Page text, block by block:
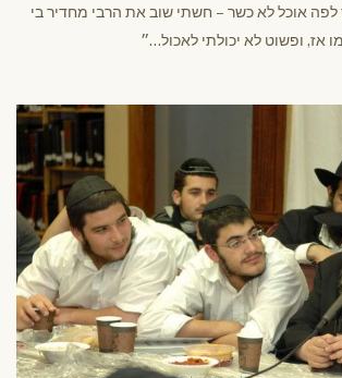
לפה אוכל לא כשר – חשתי שוב את הרבי מחדיר בי
אז, ופשוט לא יכולתי לאכול…״